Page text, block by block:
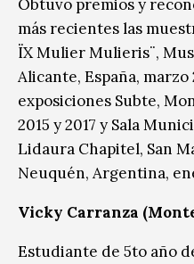
Obtuvo premios y
más recientes las
ÏX Mulier Mulieris¨,
Alicante, España, marzo
exposiciones Subte,
2015 y 2017 y Sala
Lidaura Chapitel, San
Neuquén, Argentina,
Vicky Carranza
Estudiante de 5to año